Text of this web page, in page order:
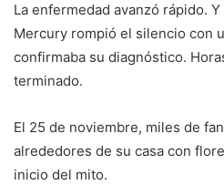
La enfermedad avanzó rápido.
Mercury rompió el silencio con
confirmaba su diagnóstico.
terminado.
El 25 de noviembre, miles de
alrededores de su casa con
inicio del mito.